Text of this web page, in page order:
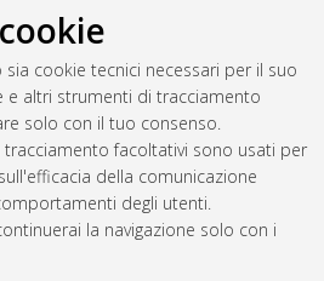
cookie
cookie tecnici necessari per il suo
e altri strumenti di tracciamento
solo con il tuo consenso.
facoltativi sono usati per
della comunicazione
degli utenti.
la navigazione solo con i
del documento: